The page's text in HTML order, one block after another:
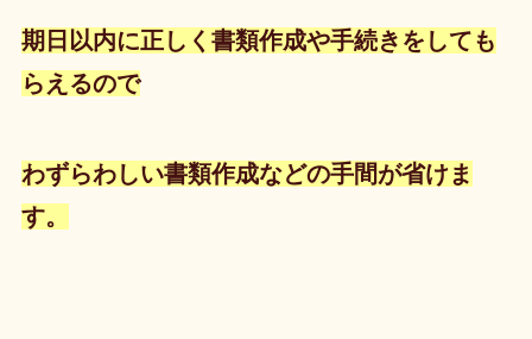
期日以内に正しく書類作成や手続きをしても
らえるので
わずらわしい書類作成などの手間が省けま
す。